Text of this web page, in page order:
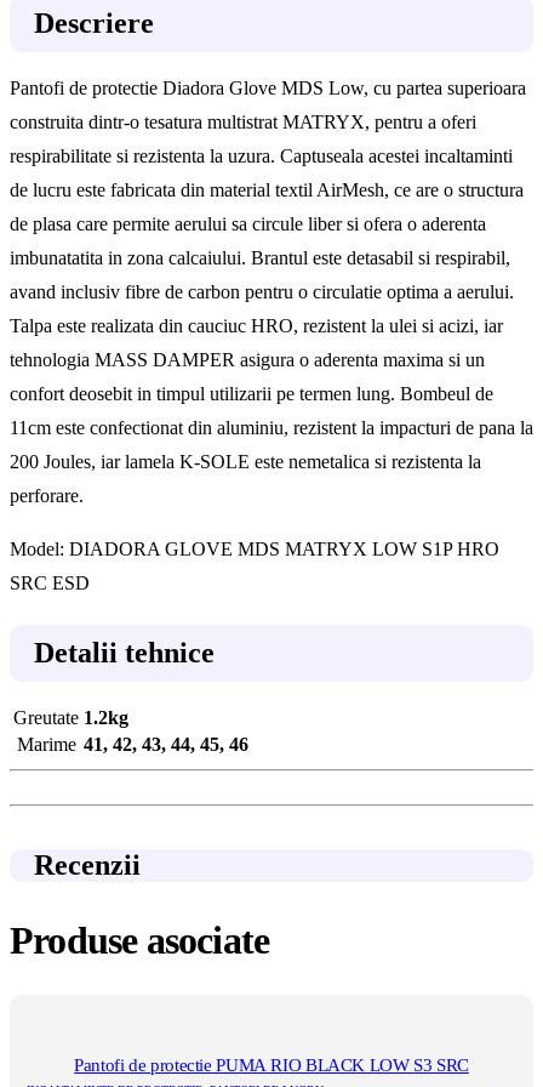
Descriere
Pantofi de protectie Diadora Glove MDS Low, cu partea superioara
construita dintr-o tesatura multistrat MATRYX, pentru a oferi
respirabilitate si rezistenta la uzura. Captuseala acestei incaltaminti
de lucru este fabricata din material textil AirMesh, ce are o structura
de plasa care permite aerului sa circule liber si ofera o aderenta
imbunatatita in zona calcaiului. Brantul este detasabil si respirabil,
avand inclusiv fibre de carbon pentru o circulatie optima a aerului.
Talpa este realizata din cauciuc HRO, rezistent la ulei si acizi, iar
tehnologia MASS DAMPER asigura o aderenta maxima si un
confort deosebit in timpul utilizarii pe termen lung. Bombeul de
11cm este confectionat din aluminiu, rezistent la impacturi de pana la
200 Joules, iar lamela K-SOLE este nemetalica si rezistenta la
perforare.
Model: DIADORA GLOVE MDS MATRYX LOW S1P HRO
SRC ESD
Detalii tehnice
Greutate 1.2kg
Marime 41, 42, 43, 44, 45, 46
Recenzii
Produse asociate
Pantofi de protectie PUMA RIO BLACK LOW S3 SRC